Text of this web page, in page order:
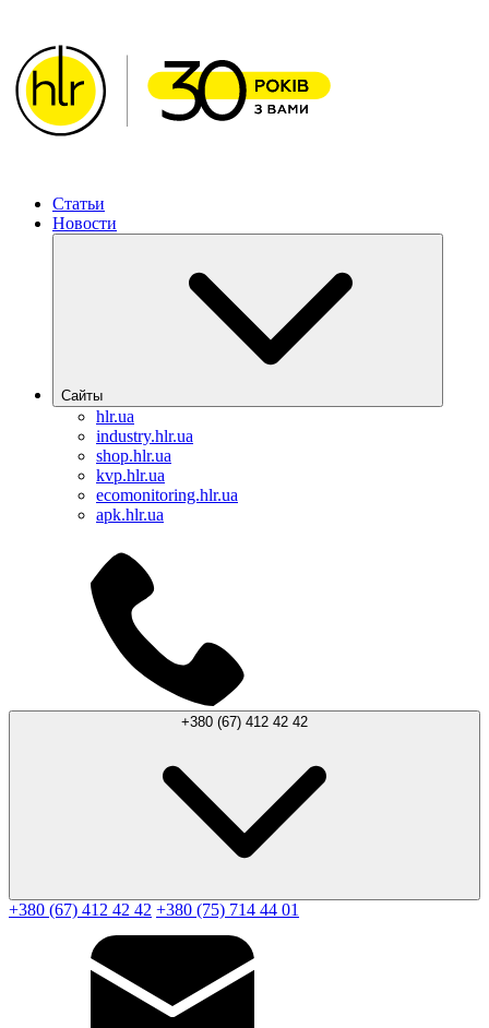
Статьи
Новости
Сайты
hlr.ua
industry.hlr.ua
shop.hlr.ua
kvp.hlr.ua
ecomonitoring.hlr.ua
apk.hlr.ua
+380 (67) 412 42 42
+380 (67) 412 42 42 +380 (75) 714 44 01